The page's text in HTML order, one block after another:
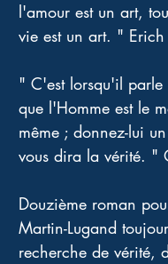
l'amour est un art,
vie est un art. " Erich
" C'est lorsqu'il parle
que l'Homme est le
même ; donnez-lui
vous dira la vérité. "
Douzième roman
Martin-Lugand
recherche de vérité,